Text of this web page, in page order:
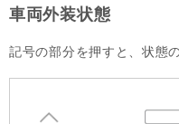
車両外装状態
記号の部分を押すと、状態